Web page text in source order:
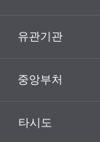
유관기관
중앙부처
타시도